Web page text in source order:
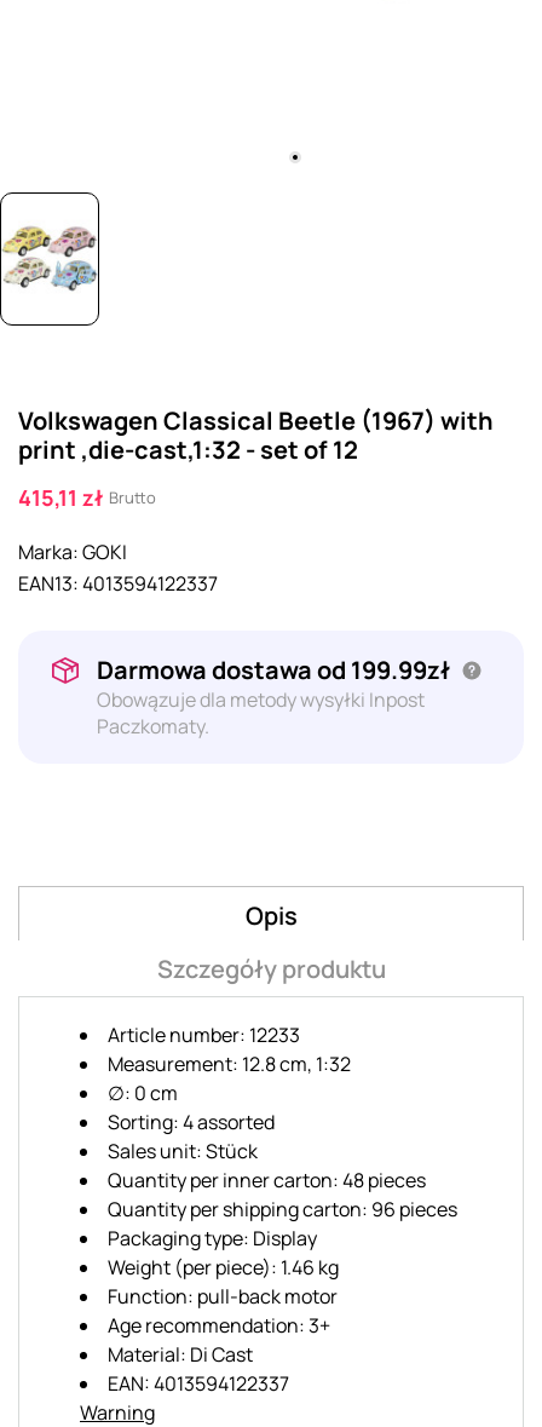
Volkswagen Classical Beetle (1967) with
print ,die-cast,1:32 - set of 12
415,11 zł Brutto
Marka:GOKI
EAN13:4013594122337
Darmowa dostawa od 199.99zł
Obowązuje dla metody wysyłki Inpost
Paczkomaty.
Opis
Szczegóły produktu
Article number: 12233
Measurement: 12.8 cm, 1:32
∅: 0 cm
Sorting: 4 assorted
Sales unit: Stück
Quantity per inner carton: 48 pieces
Quantity per shipping carton: 96 pieces
Packaging type: Display
Weight (per piece): 1.46 kg
Function: pull-back motor
Age recommendation: 3+
Material: Di Cast
EAN: 4013594122337
Warning